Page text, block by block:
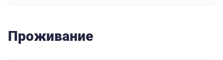
Проживание